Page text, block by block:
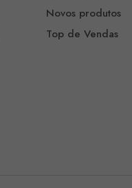
Novos produtos
Top de Vendas